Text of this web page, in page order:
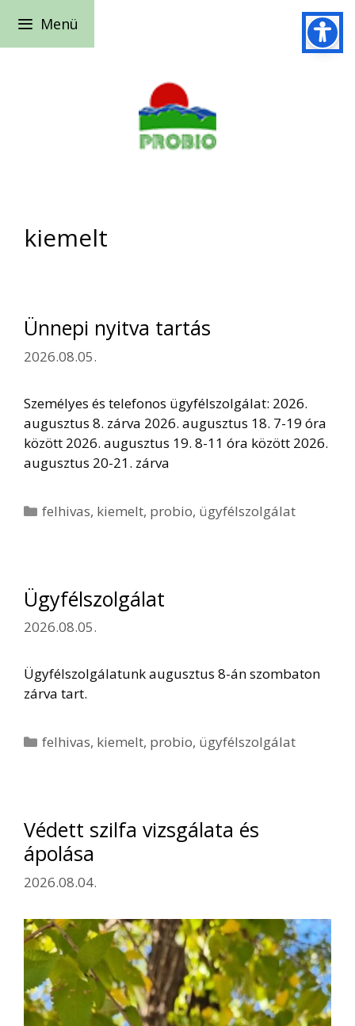
tartalomba
Menü
kiemelt
Ünnepi nyitva tartás
2026.08.05.
Személyes és telefonos ügyfélszolgálat: 2026.
augusztus 8. zárva 2026. augusztus 18. 7-19 óra
között 2026. augusztus 19. 8-11 óra között 2026.
augusztus 20-21. zárva
Kategória
felhivas, kiemelt, probio, ügyfélszolgálat
Ügyfélszolgálat
2026.08.05.
Ügyfélszolgálatunk augusztus 8-án szombaton
zárva tart.
Kategória
felhivas, kiemelt, probio, ügyfélszolgálat
Védett szilfa vizsgálata és
ápolása
2026.08.04.